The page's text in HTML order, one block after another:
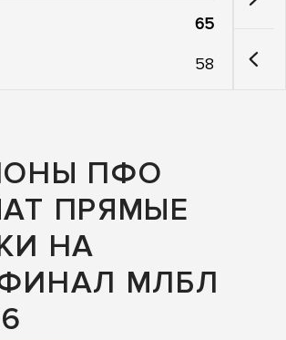
65
58
ПФО
ПРЯМЫЕ
НА
МЛБЛ